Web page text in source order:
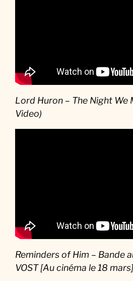
Lord Huron – The Night We
Video)
Reminders of Him – Bande
VOST [Au cinéma le 18 mars]